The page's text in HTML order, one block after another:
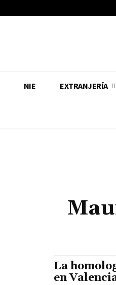
NIE EXTRANJERÍA
La
en